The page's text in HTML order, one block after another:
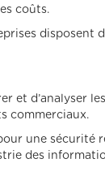
coûts.
disposent
et d’analyser
commerciaux.
une sécurité
des